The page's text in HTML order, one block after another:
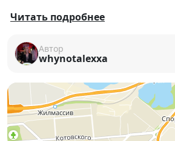
🌍 Международный
экологический диктант
«ЭкоТолк»
знаний, узнать что-то новое и
сообщества единомышленников?
У нас отличные новости —
экологический диктант
Читать подробнее
Автор
whynotalexxa